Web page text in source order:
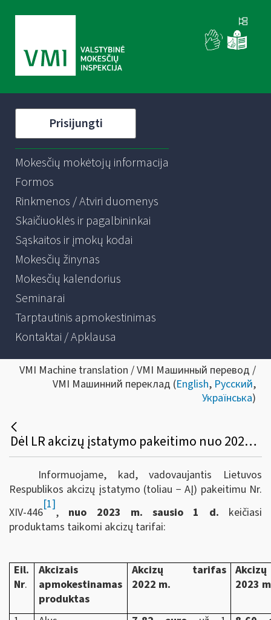
Prisijungti
Mokesčių mokėtojų informacija
Formos
Rinkmenos / Atviri duomenys
Skaičiuoklės ir pagalbininkai
Sąskaitos ir įmokų kodai
Mokesčių žinynas
Mokesčių kalendorius
Seminarai
Tarptautinis apmokestinimas
Kontaktai / Apklausa
VMI Machine translation / VMI Машинный перевод /
VMI Машинний переклад (English, Русский,
Українська)
Dėl LR akcizų įstatymo pakeitimo nuo 2023 m. sausio 1 d.
Informuojame, kad, vadovaujantis Lietuvos
Respublikos akcizų įstatymo (toliau − AĮ) pakeitimu Nr.
XIV-446
[1]
, nuo 2023 m. sausio 1 d. keičiasi
produktams taikomi akcizų tarifai:
Eil.
Nr.
Akcizais
apmokestinamas
produktas
Akcizų tarifas
2022 m.
2023